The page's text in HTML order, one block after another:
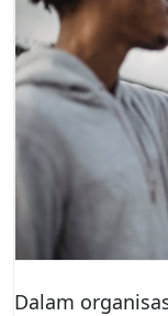
Dalam